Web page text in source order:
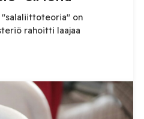
on
rahoitti laajaa